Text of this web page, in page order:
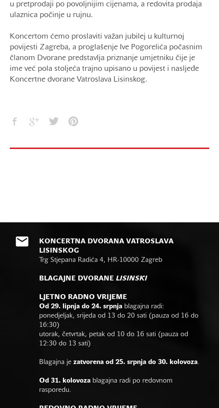
u pretprodaji po povoljnijim cijenama, a redovita prodaja
ulaznica počinje u rujnu.
Koncertom ćemo proslaviti važan jubilej u kulturnoj
povijesti Zagreba, a proglašenje Ive Pogorelića počasnim
članom Dvorane predstavlja priznanje umjetniku čije je
ime već pola stoljeća trajno upisano u povijest i nasljeđe
Koncertne dvorane Vatroslava Lisinskog.
KONCERTNA DVORANA VATROSLAVA
LISINSKOG
Trg Stjepana Radića 4, HR-10000 Zagreb
BLAGAJNE DVORANE LISINSKI
LJETNO RADNO VRIJEME
Od 29. lipnja do 24. srpnja blagajna radi:
ponedjeljak, srijeda od 13 do 20 sati (pauza od 16 do
16:30)
utorak, četvrtak, petak od 10 do 16 sati (pauza od
12:30 do 13 sati)
Blagajna je zatvorena od 25. srpnja do 30. kolovoza.
Od 31. kolovoza blagajna radi po redovnom
rasporedu.